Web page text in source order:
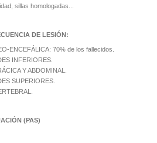
sillas homologadas...
DE LESIÓN:
ENCEFÁLICA: 70% de los fallecidos.
INFERIORES.
Y ABDOMINAL.
SUPERIORES.
(PAS)